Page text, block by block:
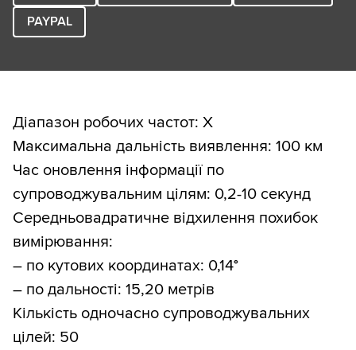
PAYPAL
Діапазон робочих частот: Х
Максимальна дальність виявлення: 100 км
Час оновлення інформації по
супроводжувальним цілям: 0,2-10 секунд
Середньовадратичне відхилення похибок
вимірювання:
– по кутових координатах: 0,14°
– по дальності: 15,20 метрів
Кількість одночасно супроводжувальних
цілей: 50